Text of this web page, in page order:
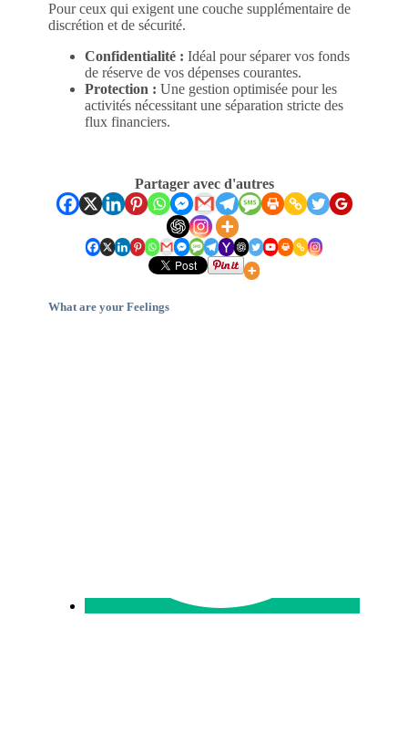
Pour ceux qui exigent une couche supplémentaire de
discrétion et de sécurité.
Confidentialité : Idéal pour séparer vos fonds
de réserve de vos dépenses courantes.
Protection : Une gestion optimisée pour les
activités nécessitant une séparation stricte des
flux financiers.
Partager avec d'autres
What are your Feelings